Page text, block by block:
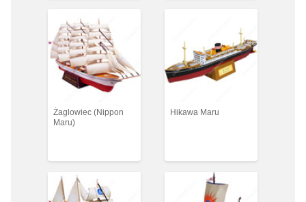
Żaglowiec (Nippon
Maru)
Hikawa Maru